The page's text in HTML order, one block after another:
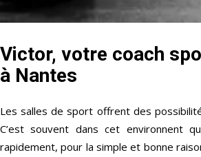
Victor, votre coach
à Nantes
Les salles de sport offrent des
C’est souvent dans cet environnent
rapidement, pour la simple et bonne